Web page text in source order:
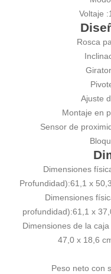
Voltaje :
Rosca
Ajuste
Montaje en
Sensor de
Dimensiones
Profundidad):61,1 x
Dimensiones
profundidad):61,1 x
Dimensiones de la
47,0 x 18,6
Peso neto con